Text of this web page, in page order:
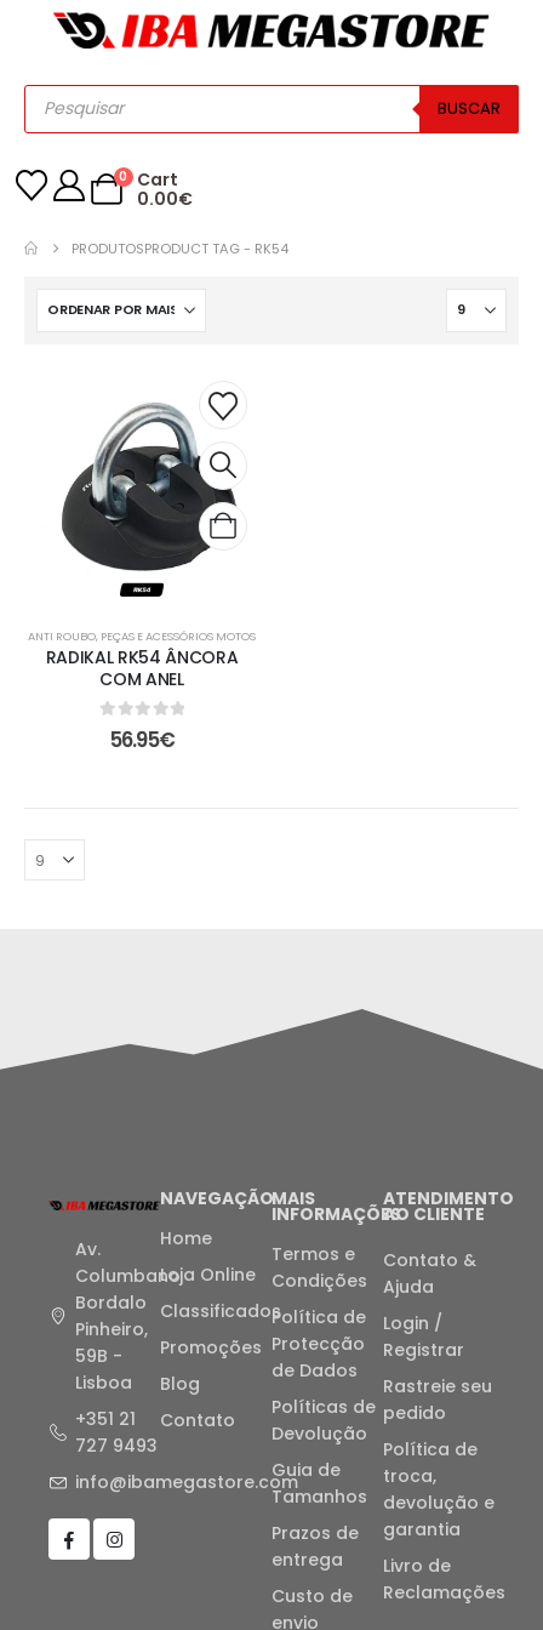
BUSCAR
0
Cart
0.00€
PRODUTOSPRODUCT TAG - RK54
ANTI ROUBO, PEÇAS E ACESSÓRIOS MOTOS
RADIKAL RK54 ÂNCORA
COM ANEL
out of 5
56.95€
Av.
Columbano
Bordalo
Pinheiro,
59B -
Lisboa
+351 21
727 9493
info@ibamegastore.com
NAVEGAÇÃO
Home
Loja Online
Classificados
Promoções
Blog
Contato
MAIS
INFORMAÇÕES
Termos e
Condições
Política de
Protecção
de Dados
Políticas de
Devolução
Guia de
Tamanhos
Prazos de
entrega
Custo de
envio
ATENDIMENTO
AO CLIENTE
Contato &
Ajuda
Login /
Registrar
Rastreie seu
pedido
Política de
troca,
devolução e
garantia
Livro de
Reclamações